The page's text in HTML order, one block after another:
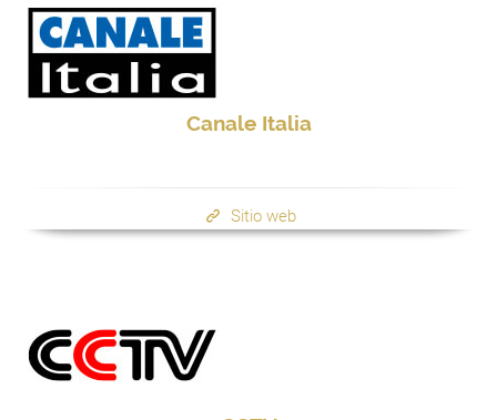
Canale Italia
Sitio web